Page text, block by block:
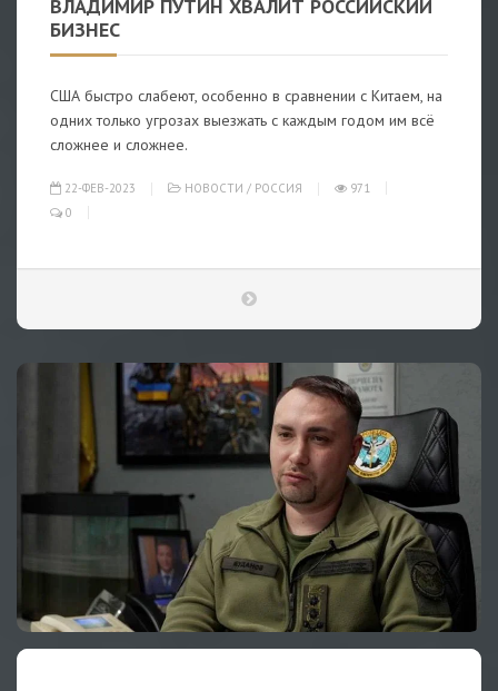
ВЛАДИМИР ПУТИН ХВАЛИТ РОССИЙСКИЙ
БИЗНЕС
США быстро слабеют, особенно в сравнении с Китаем, на
одних только угрозах выезжать с каждым годом им всё
сложнее и сложнее.
22-ФЕВ-2023 НОВОСТИ / РОССИЯ
971
0